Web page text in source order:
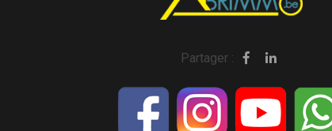
Partager :